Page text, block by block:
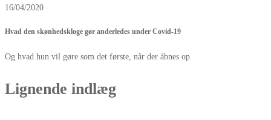
16/04/2020
Hvad den skønhedskloge gør anderledes under Covid-19
Og hvad hun vil gøre som det første, når der åbnes op
Lignende indlæg